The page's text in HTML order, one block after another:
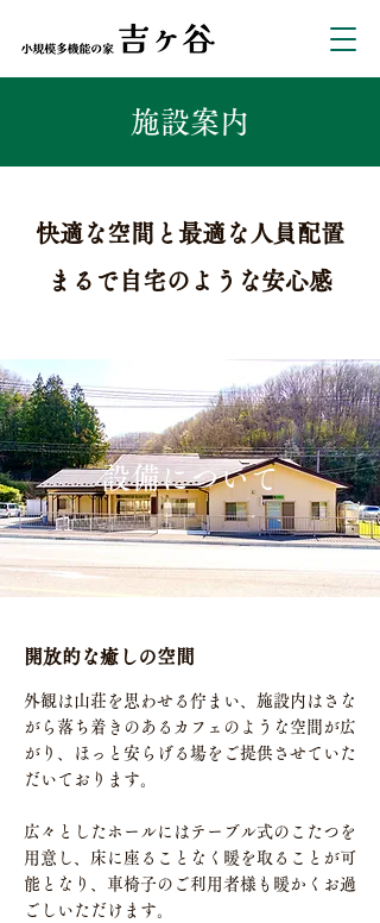
施設案内
快適な空間と最適な人員配置
まるで自宅のような安心感
​設備について
開放的な癒しの空間
外観は山荘を思わせる佇まい、施設内はさな
がら落ち着きのあるカフェのような空間が広
がり、ほっと安らげる場をご提供させていた
だいております。
​広々としたホールにはテーブル式のこたつを
用意し、床に座ることなく暖を取ることが可
能となり、車椅子のご利用者様も暖かくお過
ごしいただけます。